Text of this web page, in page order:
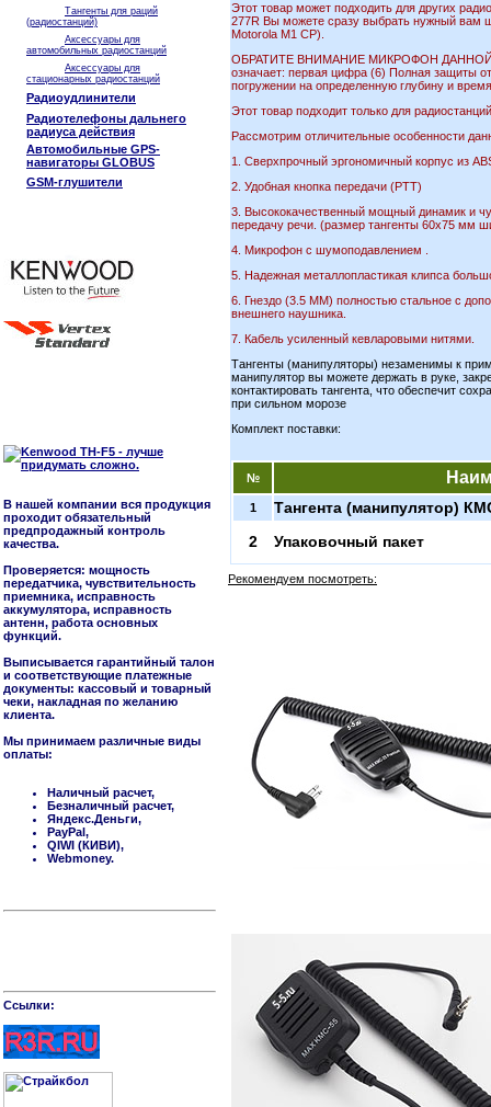
Тангенты для раций
(радиостанций)
Аксессуары для
автомобильных радиостанций
Аксессуары для
стационарных радиостанций
Радиоудлинители
Радиотелефоны дальнего
радиуса действия
Автомобильные GPS-
навигаторы GLOBUS
GSM-глушители
В нашей компании вся продукция
проходит обязательный
предпродажный контроль
качества.
Проверяется: мощность
передатчика, чувствительность
приемника, исправность
аккумулятора, исправность
антенн, работа основных
функций.
Выписывается гарантийный талон
и соответствующие платежные
документы: кассовый и товарный
чеки, накладная по желанию
клиента.
Мы принимаем различные виды
оплаты:
Наличный расчет,
Безналичный расчет,
Яндекс.Деньги,
PayPal,
QIWI (КИВИ),
Webmoney.
Cсылки:
Этот товар может подходить для других
277R Вы можете сразу выбрать нужный вам
Motorola M1 CP).
ОБРАТИТЕ ВНИМАНИЕ МИКРОФОН
означает: первая цифра (6) Полная защиты
погружении на определенную глубину и
Этот товар подходит только для
Рассмотрим отличительные особенности
1. Сверхпрочный эргономичный корпус из
2. Удобная кнопка передачи (РТТ)
3. Высококачественный мощный динамик и
передачу речи. (размер тангенты 60х75 мм
4. Микрофон с шумоподавлением .
5. Надежная металлопластикая клипса
6. Гнездо (3.5 ММ) полностью стальное с
внешнего наушника.
7. Кабель усиленный кевларовыми нитями.
Тангенты (манипуляторы) незаменимы к
манипулятор вы можете держать в руке,
контактировать тангента, что обеспечит
при сильном морозе
Комплект поставки:
№
1
Тангента (манипулятор)
2
Упаковочный пакет
Рекомендуем посмотреть: